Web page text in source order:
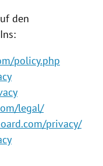
den
policy.php
legal/
privacy/